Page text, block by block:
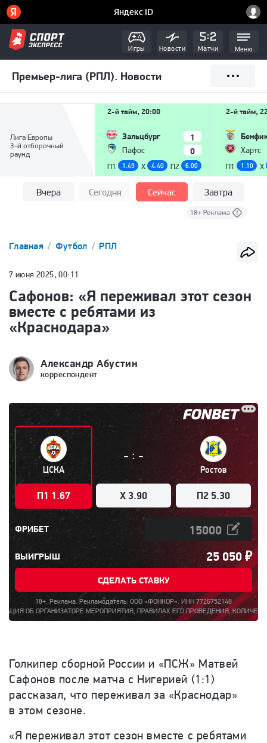
Игры Новости Матчи Меню
Премьер-лига (РПЛ). Новости
Лига Европы
3-й отборочный
раунд
2-й тайм, 20:00
Зальцбург
Пафос
1
0
П1 1.49 X 4.40 П2 6.00
2-й тайм,
Хартс
П1 1.10 X
Вчера Сегодня Сейчас Завтра
Главная Футбол РПЛ
7 июня 2025, 00:11
Сафонов: «Я переживал этот сезон
вместе с ребятами из
«Краснодара»
Александр Абустин
корреспондент
ЦСКА
П1 1.67
- : -
X 3.90
Ростов
П2 5.30
ФРИБЕТ
ВЫИГРЫШ 25 050₽
СДЕЛАТЬ СТАВКУ
18+. Реклама. Рекламодатель: ООО «ФОНКОР». ИНН 7726752148
МЕРОПРИЯТИЯ, ПРАВИЛАХ ЕГО ПРОВЕДЕНИЯ, КОЛИЧЕСТВЕ БОНУСОВ
Голкипер сборной России и «ПСЖ» Матвей
Сафонов после матча с Нигерией (1:1)
рассказал, что переживал за «Краснодар»
в этом сезоне.
«Я переживал этот сезон вместе с ребятами